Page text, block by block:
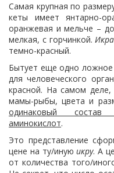
Самая крупная по
кеты имеет янтарно-
оранжевая и мельче –
мелкая, с горчинкой.Икра
темно-красный.
Бытует еще одно ложное
для человеческого
красной. На самом
мамы-рыбы, цвета и
одинаковый состав
аминокислот.
Это представление
цене на ту/инуюикру. А
от количества того/